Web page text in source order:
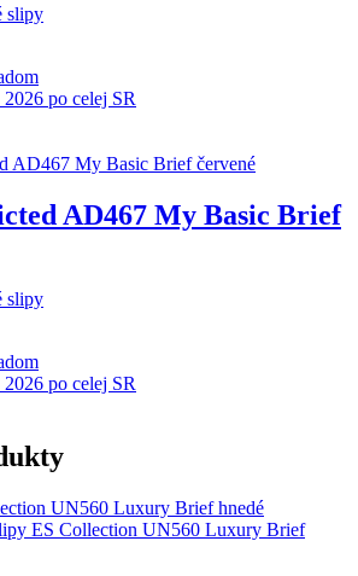
slipy
po celej SR
AD467 My Basic Brief
slipy
po celej SR
ES Collection UN560 Luxury Brief